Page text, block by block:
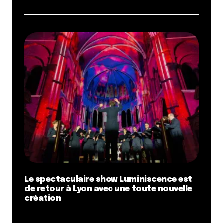
Si je gagne le package de visites, je promets de faire
un ptit graff special dédicace à LCC en loucedé
dans la grotte !
Barthélemy
1 juin 2021 à 13 h 01 min
Répondre
Si je gagne le package de visites, je promets de
continuer à profiter pleinement des bonnes choses
de la vie
Nguyen Franck
1 juin 2021 à 13 h 13 min
Répondre
Le spectaculaire show Luminiscence est
de retour à Lyon avec une toute nouvelle
création